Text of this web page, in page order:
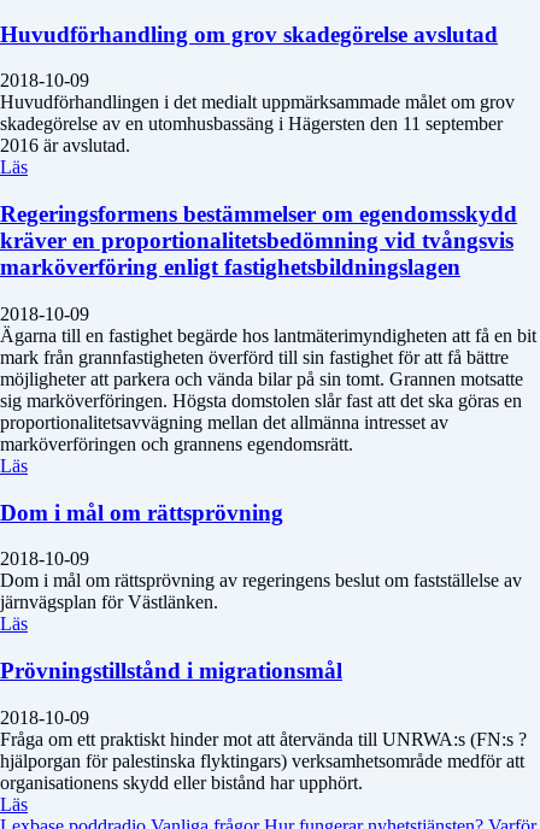
Huvudförhandling om grov skadegörelse avslutad
2018-10-09
Huvudförhandlingen i det medialt uppmärksammade målet om grov
skadegörelse av en utomhusbassäng i Hägersten den 11 september
2016 är avslutad.
Läs
Regeringsformens bestämmelser om egendomsskydd
kräver en proportionalitetsbedömning vid tvångsvis
marköverföring enligt fastighetsbildningslagen
2018-10-09
Ägarna till en fastighet begärde hos lantmäterimyndigheten att få en bit
mark från grannfastigheten överförd till sin fastighet för att få bättre
möjligheter att parkera och vända bilar på sin tomt. Grannen motsatte
sig marköverföringen. Högsta domstolen slår fast att det ska göras en
proportionalitetsavvägning mellan det allmänna intresset av
marköverföringen och grannens egendomsrätt.
Läs
Dom i mål om rättsprövning
2018-10-09
Dom i mål om rättsprövning av regeringens beslut om fastställelse av
järnvägsplan för Västlänken.
Läs
Prövningstillstånd i migrationsmål
2018-10-09
Fråga om ett praktiskt hinder mot att återvända till UNRWA:s (FN:s ?
hjälporgan för palestinska flyktingars) verksamhetsområde medför att
organisationens skydd eller bistånd har upphört.
Läs